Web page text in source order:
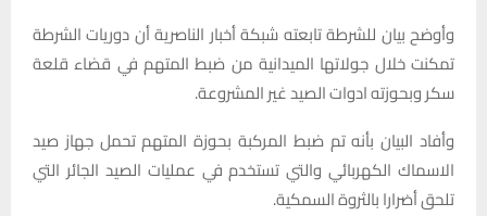
وأوضح بيان للشرطة تابعته شبكة أخبار الناصرية أن دوريات الشرطة
تمكنت خلال جولاتها الميدانية من ضبط المتهم في قضاء قلعة
سكر وبحوزته ادوات الصيد غير المشروعة.
وأفاد البيان بأنه تم ضبط المركبة بحوزة المتهم تحمل جهاز صيد
الاسماك الكهربائي والتي تستخدم في عمليات الصيد الجائر التي
تلحق أضرارا بالثروة السمكية.